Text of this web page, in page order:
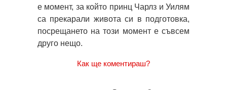
е момент, за който принц Чарлз и Уилям
са прекарали живота си в подготовка,
посрещането на този момент е съвсем
друго нещо.
Как ще коментираш?